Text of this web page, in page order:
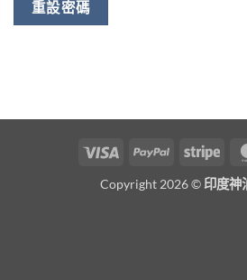
重設密碼
Visa PayPal
Copyright 2026 © 印度神